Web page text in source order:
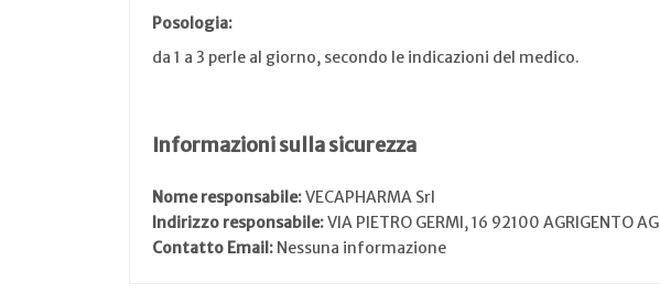
Posologia:
da 1 a 3 perle al giorno, secondo le indicazioni del medico.
Informazioni sulla sicurezza
Nome responsabile:VECAPHARMA Srl
Indirizzo responsabile:VIA PIETRO GERMI, 16 92100 AGRIGENTO AG
Contatto Email: Nessuna informazione